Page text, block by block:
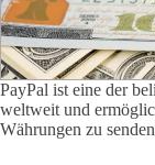
PayPal ist eine der
weltweit und
Währungen zu